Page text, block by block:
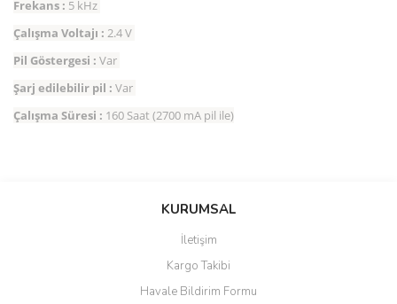
Frekans : 5 kHz
Çalışma Voltajı : 2.4 V
Pil Göstergesi : Var
Şarj edilebilir pil : Var
Çalışma Süresi : 160 Saat (2700 mA pil ile)
Bu ürüne ilk yorumu siz yapın!
Ürün resmi kalitesiz, bozuk veya görüntülenemiyor.
Ürün açıklamasında eksik bilgiler bulunuyor.
KURUMSAL
İletişim
Kargo Takibi
Havale Bildirim Formu